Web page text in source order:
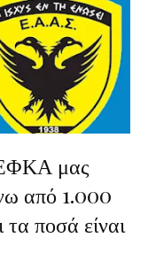
μας
από 1.000
τα ποσά είναι